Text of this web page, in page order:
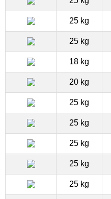
25 kg
25 kg
18 kg
20 kg
25 kg
25 kg
25 kg
25 kg
25 kg